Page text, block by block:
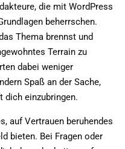
die mit WordPress
beherrschen.
Thema brennst und
Terrain zu
dabei weniger
Spaß an der Sache,
dich einzubringen.
auf Vertrauen beruhendes
bieten. Bei Fragen oder